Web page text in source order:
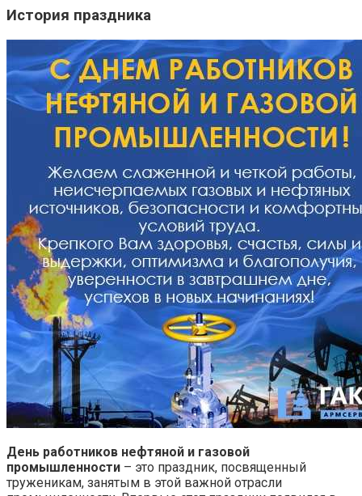
История праздника
День работников нефтяной и газовой
промышленности – это праздник, посвященный
труженикам, занятым в этой важной отрасли